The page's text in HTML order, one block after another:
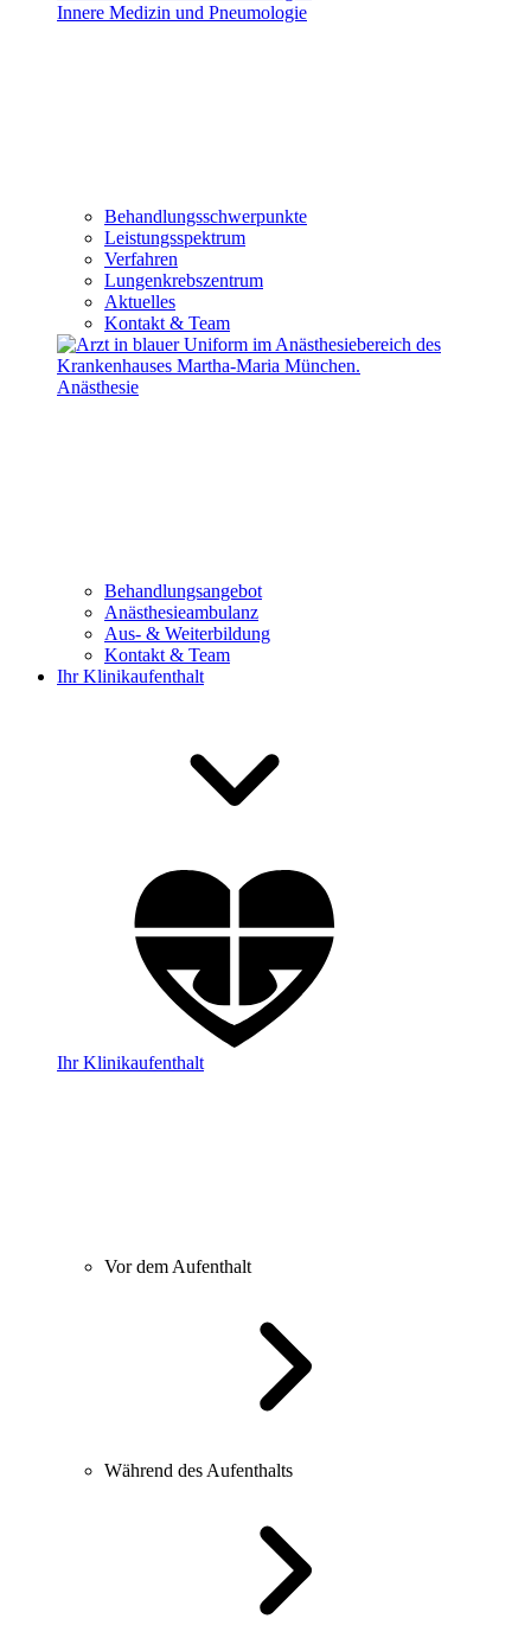
Innere Medizin und Pneumologie
Behandlungsschwerpunkte
Leistungsspektrum
Verfahren
Lungenkrebszentrum
Aktuelles
Kontakt & Team
Anästhesie
Behandlungsangebot
Anästhesieambulanz
Aus- & Weiterbildung
Kontakt & Team
Ihr Klinikaufenthalt
Ihr Klinikaufenthalt
Vor dem Aufenthalt
Während des Aufenthalts